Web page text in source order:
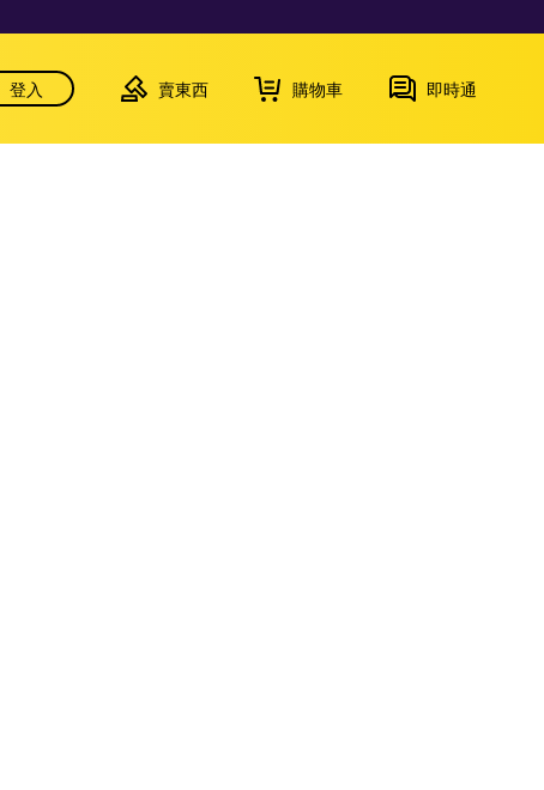
登入 賣東西 購物車 即時通